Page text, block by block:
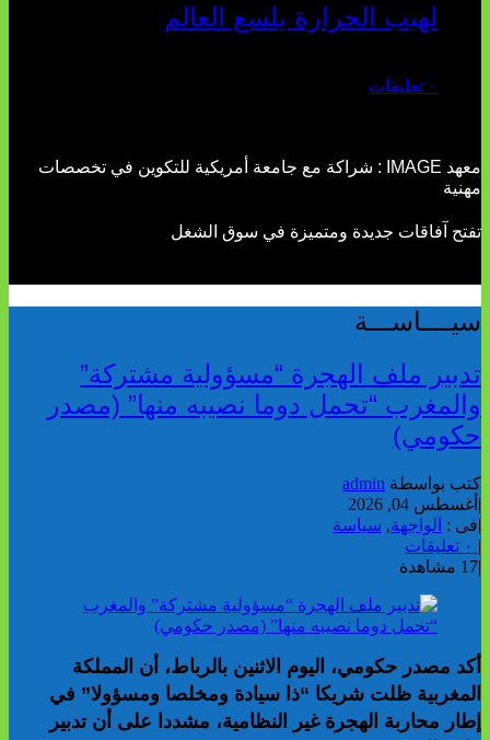
لهيب الحرارة يلسع العالم
٠ تعليقات
معهد IMAGE : شراكة مع جامعة أمريكية للتكوين في تخصصات
مهنية
تفتح آفاقات جديدة ومتميزة في سوق الشغل
سيــــاســـة
تدبير ملف الهجرة “مسؤولية مشتركة”
والمغرب “تحمل دوما نصيبه منها” (مصدر
حكومي)
كتب بواسطة admin
| أغسطس 04, 2026
|فى : الواجهة, سياسة
|
|17 مشاهدة
أكد مصدر حكومي، اليوم الاثنين بالرباط، أن المملكة
المغربية ظلت شريكا “ذا سيادة ومخلصا ومسؤولا” في
إطار محاربة الهجرة غير النظامية، مشددا على أن تدبير